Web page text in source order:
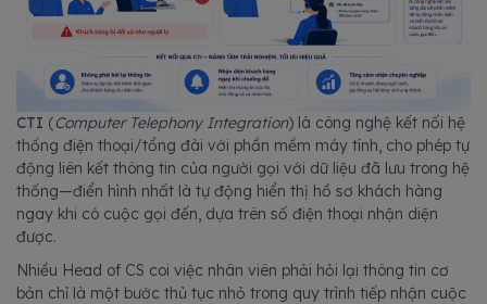
CTI (Computer Telephony Integration) là công nghệ kết nối hệ
thống điện thoại/tổng đài với phần mềm máy tính, cho phép tự
động liên kết thông tin của người gọi với dữ liệu đã lưu trong hệ
thống—điển hình nhất là tự động hiển thị hồ sơ khách hàng
ngay khi có cuộc gọi đến, dựa trên số điện thoại nhận diện
được.
Nhiều Head of CS coi việc nhân viên phải hỏi lại thông tin cơ
bản chỉ là một bước thủ tục nhỏ trong quy trình tiếp nhận cuộc